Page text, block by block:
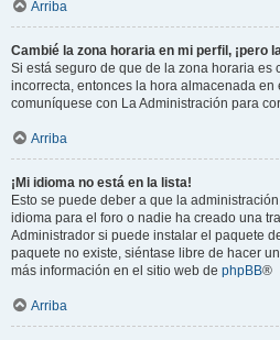
Arriba
Cambié la zona horaria en mi perfil, ¡pero
Si está seguro de que de la zona horaria es
incorrecta, entonces la hora almacenada
comuníquese con La Administración para
Arriba
¡Mi idioma no está en la lista!
Esto se puede deber a que la
idioma para el foro o nadie ha creado una
Administrador si puede instalar el paquete
paquete no existe, siéntase libre de hacer
más información en el sitio web de phpBB®
Arriba